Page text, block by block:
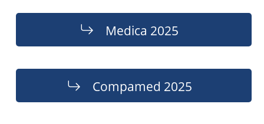
Medica 2025
Compamed 2025